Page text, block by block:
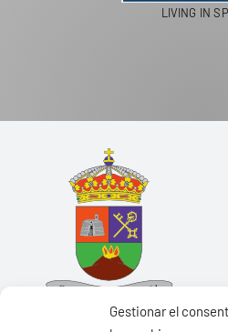
Gestionar el
LIVING IN